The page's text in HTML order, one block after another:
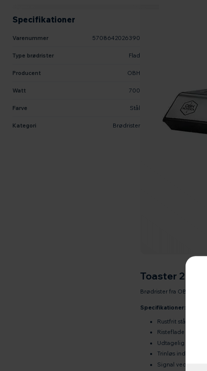
Specifikationer
Varenummer 5708642026390
Type brødrister Flad
Producent OBH
Watt 700
Farve Stål
Kategori Brødrister
Toaster 2639
Brødrister fra OBH med
Specifikationer:
Rustfrit stål
Risteflade på 20
Udtagelig
Trinløs indstilling
Signal ved endt